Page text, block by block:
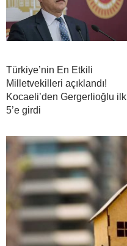
Türkiye’nin En Etkili
Milletvekilleri açıklandı!
Kocaeli’den Gergerlioğlu ilk
5’e girdi